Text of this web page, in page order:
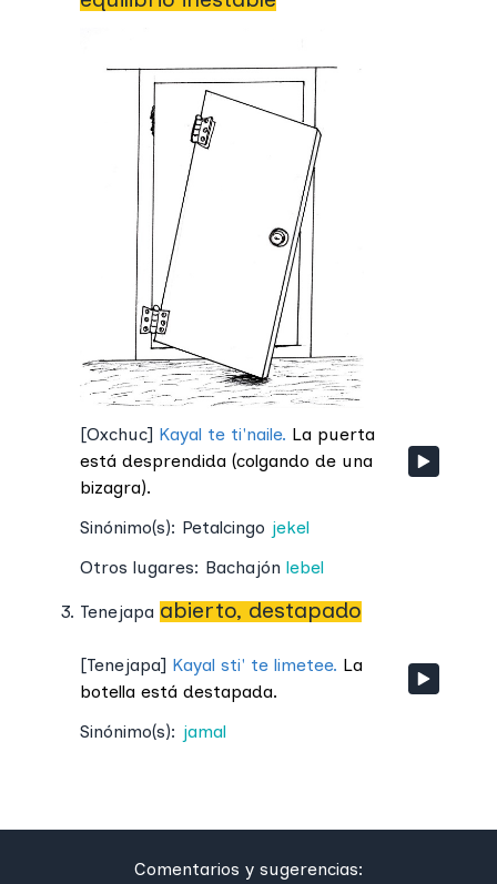
[Oxchuc] Kayal te ti'naile. La puerta
está desprendida (colgando de una
bizagra).
Sinónimo(s): Petalcingo jekel
Otros lugares: Bachajón lebel
Tenejapa abierto, destapado
[Tenejapa] Kayal sti' te limetee. La
botella está destapada.
Sinónimo(s): jamal
Comentarios y sugerencias: